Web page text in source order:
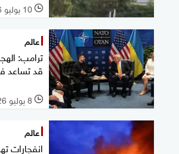
l 10 يوليو 2026
عالم
ترامب:
قد تساعد
l 8 يوليو 2026
عالم
انفجارات